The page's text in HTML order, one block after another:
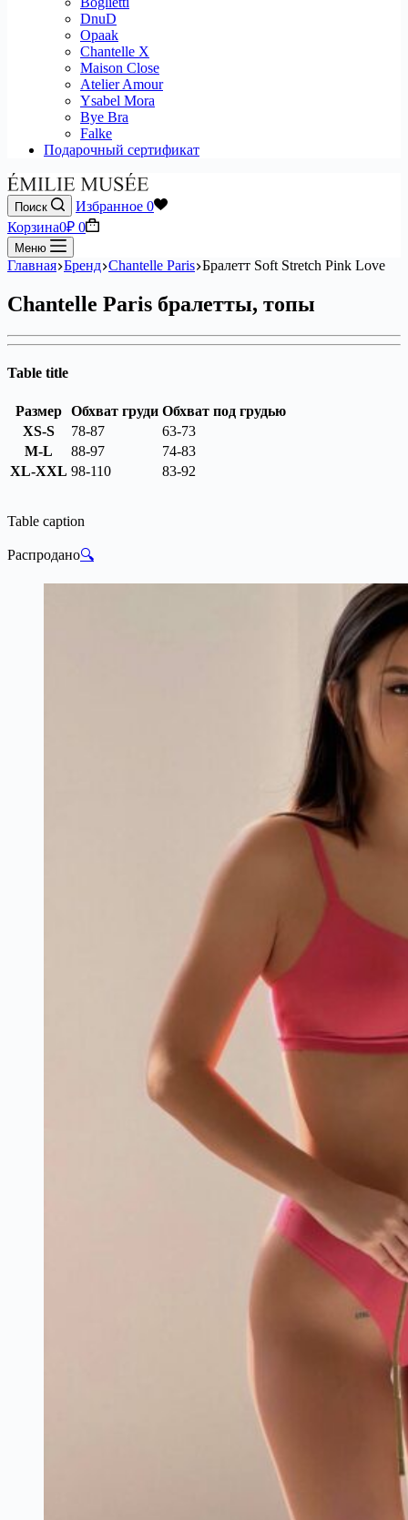
DnuD
Opaak
Chantelle X
Maison Close
Atelier Amour
Ysabel Mora
Bye Bra
Falke
Подарочный сертификат
Поиск Избранное 0
Корзина0₽ 0
Меню
Главная Бренд Chantelle Paris Бралетт Soft Stretch Pink Love
Chantelle Paris бралетты, топы
Table title
Размер Обхват груди Обхват под грудью
XS-S
78-87
63-73
M-L
88-97
74-83
XL-XXL 98-110 83-92
Table caption
Распродано🔍